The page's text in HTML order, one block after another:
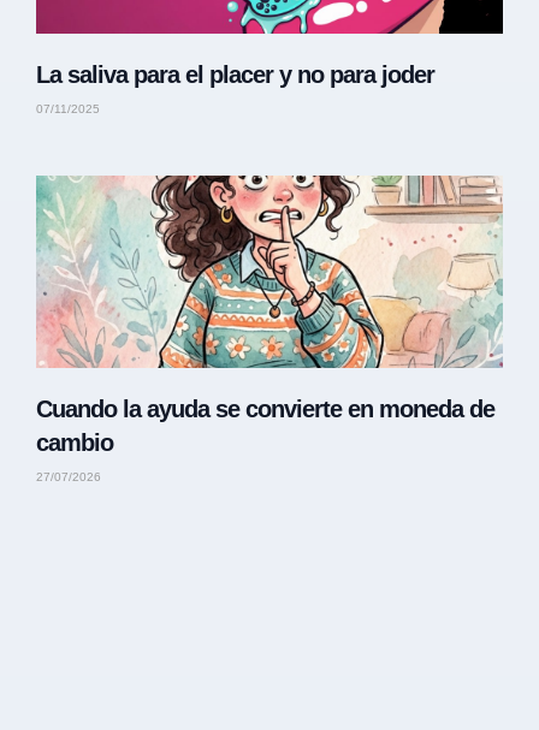
La saliva para el placer y no para joder
07/11/2025
Cuando la ayuda se convierte en moneda de
cambio
27/07/2026